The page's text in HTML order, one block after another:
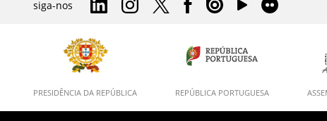
siga-nos
PRESIDÊNCIA DA REPÚBLICA REPÚBLICA PORTUGUESA